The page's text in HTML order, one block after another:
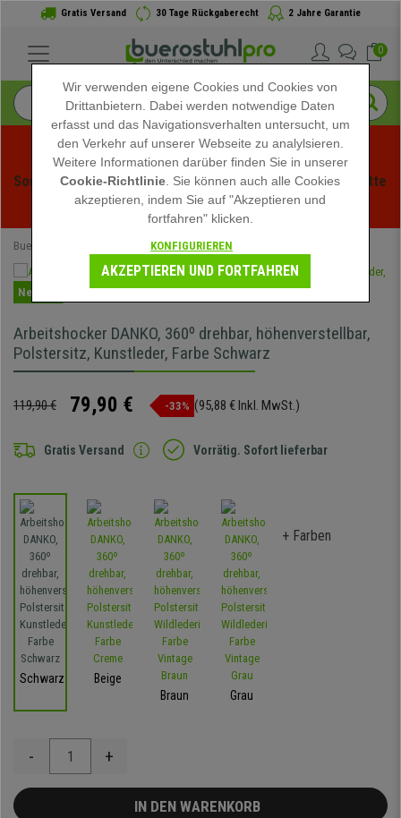
Gratis Versand 30 Tage Rückgaberecht 2 Jahre Garantie
0
Sommerschlussverauf bei buerstuhlpro! Exklusive Rabatte
für kurze Zeit - Aktion ansehen -
Buerostuhlpro Drehstühle
Neuheit
Arbeitshocker DANKO, 360º drehbar, höhenverstellbar,
Polstersitz, Kunstleder, Farbe Schwarz
119,90 € 79,90 € -33% (95,88 € Inkl. MwSt.)
Gratis Versand Vorrätig. Sofort lieferbar
Schwarz
Beige
Braun
Grau
+ Farben
- +
IN DEN WARENKORB
Wir verwenden eigene Cookies und Cookies von
Drittanbietern. Dabei werden notwendige Daten
erfasst und das Navigationsverhalten untersucht, um
den Verkehr auf unserer Webseite zu analylsieren.
Weitere Informationen darüber finden Sie in unserer
Cookie-Richtlinie . Sie können auch alle Cookies
akzeptieren, indem Sie auf "Akzeptieren und
fortfahren" klicken.
KONFIGURIEREN
AKZEPTIEREN UND FORTFAHREN